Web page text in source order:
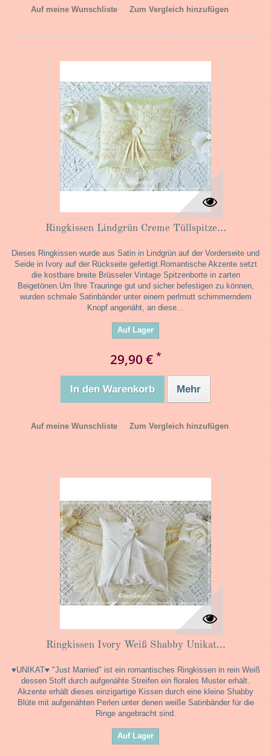
Auf meine Wunschliste Zum Vergleich hinzufügen
Ringkissen Lindgrün Creme Tüllspitze...
Dieses Ringkissen wurde aus Satin in Lindgrün auf der Vorderseite und
Seide in Ivory auf der Rückseite gefertigt.Romantische Akzente setzt
die kostbare breite Brüsseler Vintage Spitzenborte in zarten
Beigetönen.Um Ihre Trauringe gut und sicher befestigen zu können,
wurden schmale Satinbänder unter einem perlmutt schimmerndem
Knopf angenäht, an diese...
Auf Lager
29,90 € *
In den Warenkorb Mehr
Auf meine Wunschliste Zum Vergleich hinzufügen
Ringkissen Ivory Weiß Shabby Unikat...
♥UNIKAT♥ "Just Married" ist ein romantisches Ringkissen in rein Weiß
dessen Stoff durch aufgenähte Streifen ein florales Muster erhält.
Akzente erhält dieses einzigartige Kissen durch eine kleine Shabby
Blüte mit aufgenähten Perlen unter denen weiße Satinbänder für die
Ringe angebracht sind.
Auf Lager